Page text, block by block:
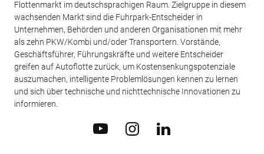
Flottenmarkt im deutschsprachigen Raum. Zielgruppe in diesem
wachsenden Markt sind die Fuhrpark-Entscheider in
Unternehmen, Behörden und anderen Organisationen mit mehr
als zehn PKW/Kombi und/oder Transportern. Vorstände,
Geschäftsführer, Führungskräfte und weitere Entscheider
greifen auf Autoflotte zurück, um Kostensenkungspotenziale
auszumachen, intelligente Problemlösungen kennen zu lernen
und sich über technische und nichttechnische Innovationen zu
informieren.